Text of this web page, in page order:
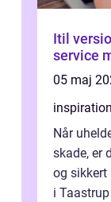
Itil version 5 sådan løfter
service
05 maj
inspiration
Når
skade, er
og sikkert
i